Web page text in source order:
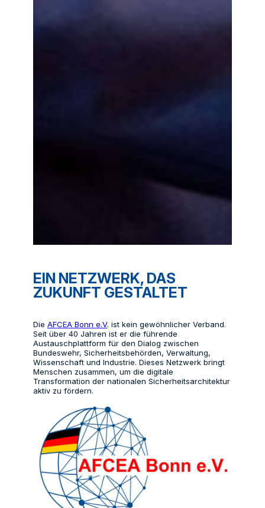
EIN NETZWERK, DAS
ZUKUNFT GESTALTET
Die AFCEA Bonn e.V. ist kein gewöhnlicher Verband.
Seit über 40 Jahren ist er die führende
Austauschplattform für den Dialog zwischen
Bundeswehr, Sicherheitsbehörden, Verwaltung,
Wissenschaft und Industrie. Dieses Netzwerk bringt
Menschen zusammen, um die digitale
Transformation der nationalen Sicherheitsarchitektur
aktiv zu fördern.